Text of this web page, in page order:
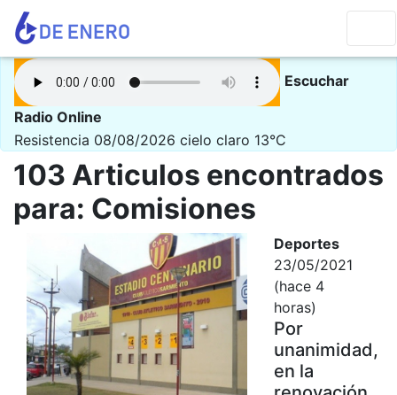
Escuchar
Radio Online
Resistencia 08/08/2026 cielo claro 13°C
103 Articulos encontrados
para: Comisiones
Deportes
23/05/2021
(hace 4
horas)
Por
unanimidad,
en la